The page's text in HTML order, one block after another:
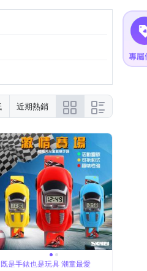
近期熱銷
既是手錶也是玩具 潮童最愛